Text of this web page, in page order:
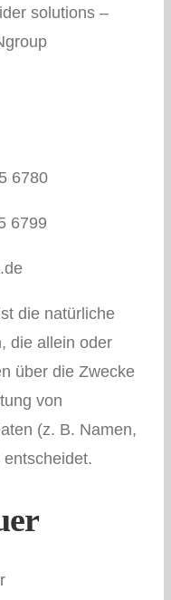
solutions –
6780
6799
die natürliche
die allein oder
über die Zwecke
von
(z. B. Namen,